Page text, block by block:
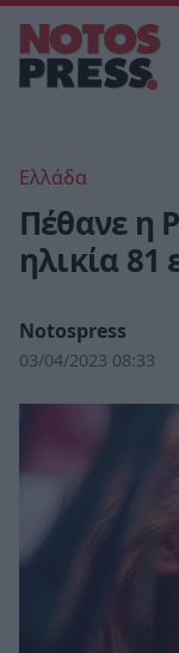
Ελλάδα
Πέθανε η
ηλικία 81
Notospress
03/04/2023 08:33